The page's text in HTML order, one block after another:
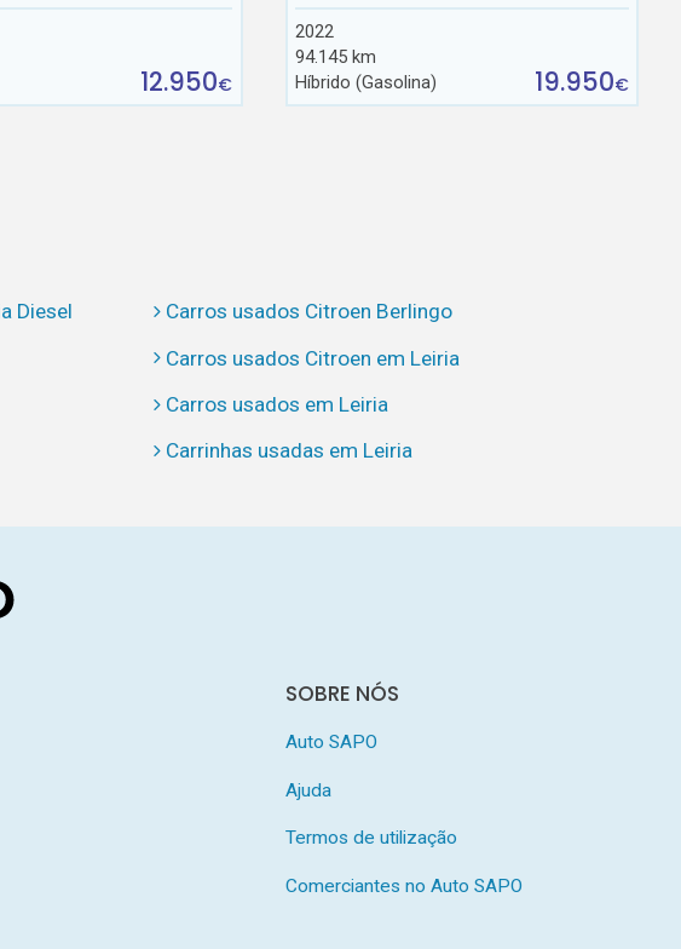
12.950€
2022
94.145 km
Híbrido (Gasolina)
19.950€
Diesel
Carros usados Citroen Berlingo
Carros usados Citroen em Leiria
Carros usados em Leiria
Carrinhas usadas em Leiria
SOBRE NÓS
Auto SAPO
Ajuda
Termos de utilização
Comerciantes no Auto SAPO